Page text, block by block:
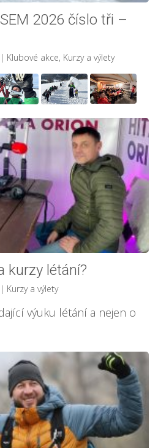
2026 číslo tři –
| Klubové akce, Kurzy a výlety
kurzy létání?
| Kurzy a výlety
výuku létání a nejen o